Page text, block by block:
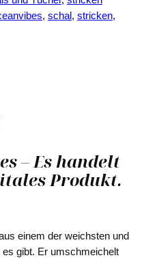
, schal , stricken
– Es handelt
Produkt.
einem der weichsten und
gibt. Er umschmeichelt